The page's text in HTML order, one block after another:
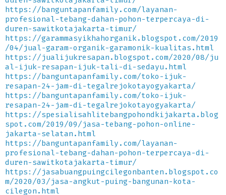
https://banguntapanfamily.com/layanan-
profesional-tebang-dahan-pohon-terpercaya-di-
duren-sawitkotajakarta-timur/
https://garammasyikhahorganik.blogspot.com/2019
/04/jual-garam-organik-garamonik-kualitas.html
https://jualijukresapan.blogspot.com/2020/08/ju
al-ijuk-resapan-ijuk-tali-di-sedayu.html
https://banguntapanfamily.com/toko-ijuk-
resapan-24-jam-di-tegalrejokotayogyakarta/
https://banguntapanfamily.com/toko-ijuk-
resapan-24-jam-di-tegalrejokotayogyakarta/
https://spesialisahlitebangpohondkijakarta.blog
spot.com/2019/09/jasa-tebang-pohon-online-
jakarta-selatan.html
https://banguntapanfamily.com/layanan-
profesional-tebang-dahan-pohon-terpercaya-di-
duren-sawitkotajakarta-timur/
https://jasabuangpuingcilegonbanten.blogspot.co
m/2020/03/jasa-angkut-puing-bangunan-kota-
cilegon.html